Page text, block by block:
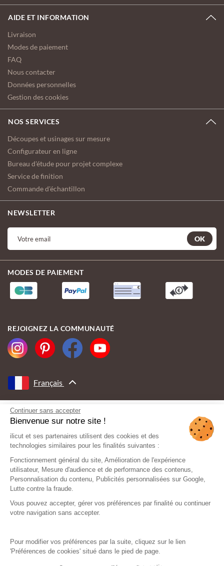
Continuer sans accepter
Bienvenue sur notre site !
ilicut et ses partenaires utilisent des cookies et des
technologies similaires pour les finalités suivantes :
Fonctionnement général du site, Amélioration de l'expérience
utilisateur, Mesure d'audience et de performance des contenus,
Personnalisation du contenu, Publicités personnalisées sur Google,
Lutte contre la fraude.
Vous pouvez accepter, gérer vos préférences par finalité ou continuer
votre navigation sans accepter.
Pour modifier vos préférences par la suite, cliquez sur le lien
'Préférences de cookies' situé dans le pied de page.
AIDE ET INFORMATION
Livraison
Modes de paiement
FAQ
Nous contacter
Données personnelles
Gestion des cookies
NOS SERVICES
Découpes et usinages sur mesure
Configurateur en ligne
Bureau d'étude pour projet complexe
Service de finition
Commande d'échantillon
NEWSLETTER
OK
MODES DE PAIEMENT
REJOIGNEZ LA COMMUNAUTÉ
Français
AVEC LE SOUTIEN DE